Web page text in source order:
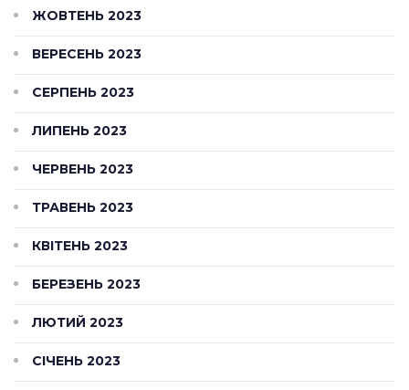
ЖОВТЕНЬ 2023
ВЕРЕСЕНЬ 2023
СЕРПЕНЬ 2023
ЛИПЕНЬ 2023
ЧЕРВЕНЬ 2023
ТРАВЕНЬ 2023
КВІТЕНЬ 2023
БЕРЕЗЕНЬ 2023
ЛЮТИЙ 2023
СІЧЕНЬ 2023